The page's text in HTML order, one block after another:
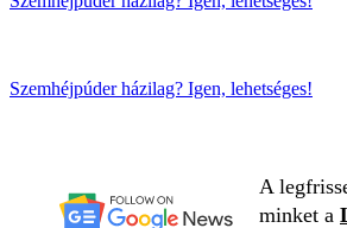
Szemhéjpúder házilag? Igen, lehetséges!
A
minket a